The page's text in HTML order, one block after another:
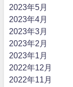
2023年5月
2023年4月
2023年3月
2023年2月
2023年1月
2022年12月
2022年11月